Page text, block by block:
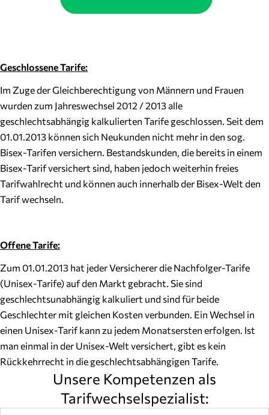
Geschlossene Tarife:
Im Zuge der Gleichberechtigung von Männern und Frauen
wurden zum Jahreswechsel 2012 / 2013 alle
geschlechtsabhängig kalkulierten Tarife geschlossen. Seit dem
01.01.2013 können sich Neukunden nicht mehr in den sog.
Bisex-Tarifen versichern. Bestandskunden, die bereits in einem
Bisex-Tarif versichert sind, haben jedoch weiterhin freies
Tarifwahlrecht und können auch innerhalb der Bisex-Welt den
Tarif wechseln.
Offene Tarife:
Zum 01.01.2013 hat jeder Versicherer die Nachfolger-Tarife
(Unisex-Tarife) auf den Markt gebracht. Sie sind
geschlechtsunabhängig kalkuliert und sind für beide
Geschlechter mit gleichen Kosten verbunden. Ein Wechsel in
einen Unisex-Tarif kann zu jedem Monatsersten erfolgen. Ist
man einmal in der Unisex-Welt versichert, gibt es kein
Rückkehrrecht in die geschlechtsabhängigen Tarife.
Unsere Kompetenzen als
Tarifwechselspezialist: